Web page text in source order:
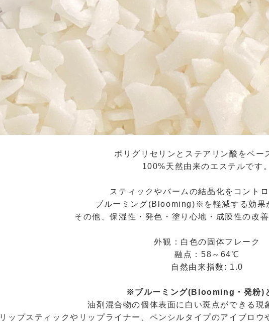
ポリグリセリンとステアリン酸をベー
100%天然由来のエステルです。
スティックやバームの結晶化をコントロ
ブルーミング(Blooming)※を軽減する効果
その他、保湿性・発色・塗り心地・成膜性の改
外観：白色の固体フレーク
融点：58～64℃
自然由来指数: 1.0
※ブルーミング(Blooming・発粉)
油剤混合物の個体表面に白い斑点ができる現
リップスティックやリップライナー、ペンシルタイプのアイブロウ